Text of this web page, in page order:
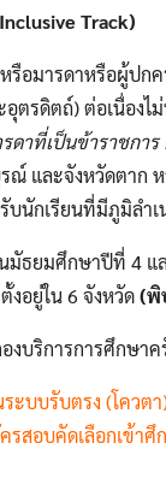
Track)
รือมารดาหรือผู้ปก
รดิตถ์) ต่อเนื่องไ
ดาที่เป็นข้าราชการ
ณ์ และจังหวัดตาก
กเรียนที่มีภูมิลําเ
มัธยมศึกษาปีที่ 4
งอยู่ใน 6 จังหวัด(พิ
งบริการการศึกษา
ะบบรับตรง (โค
รสอบคัดเลือกเข้า